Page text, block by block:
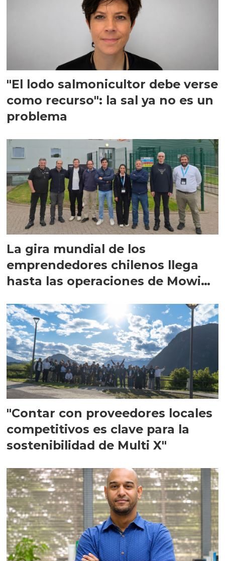
"El lodo salmonicultor debe verse
como recurso": la sal ya no es un
problema
La gira mundial de los
emprendedores chilenos llega
hasta las operaciones de Mowi
"Contar con proveedores locales
competitivos es clave para la
sostenibilidad de Multi X"